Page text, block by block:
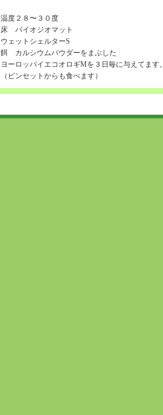
温度２８〜３０度
床 バイオジオマット
ウェットシェルターS
餌 カルシウムパウダーをまぶした
ヨーロッパイエコオロギMを３日毎に与えてます。
（ピンセットからも食べます）